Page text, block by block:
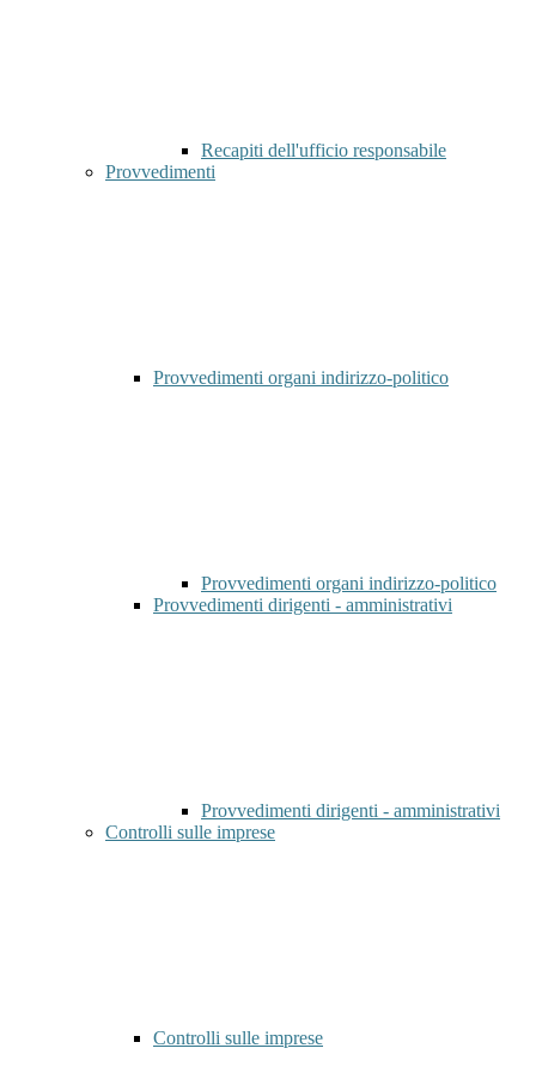
Recapiti dell'ufficio responsabile
Provvedimenti
Provvedimenti organi indirizzo-politico
Provvedimenti organi indirizzo-politico
Provvedimenti dirigenti - amministrativi
Provvedimenti dirigenti - amministrativi
Controlli sulle imprese
Controlli sulle imprese